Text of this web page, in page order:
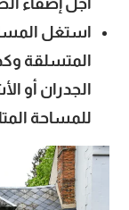
استغل
المتسلقة
الجدران أو
للمساحة